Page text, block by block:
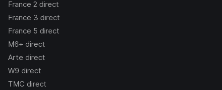
France 2 direct
France 3 direct
France 5 direct
M6+ direct
Arte direct
W9 direct
TMC direct